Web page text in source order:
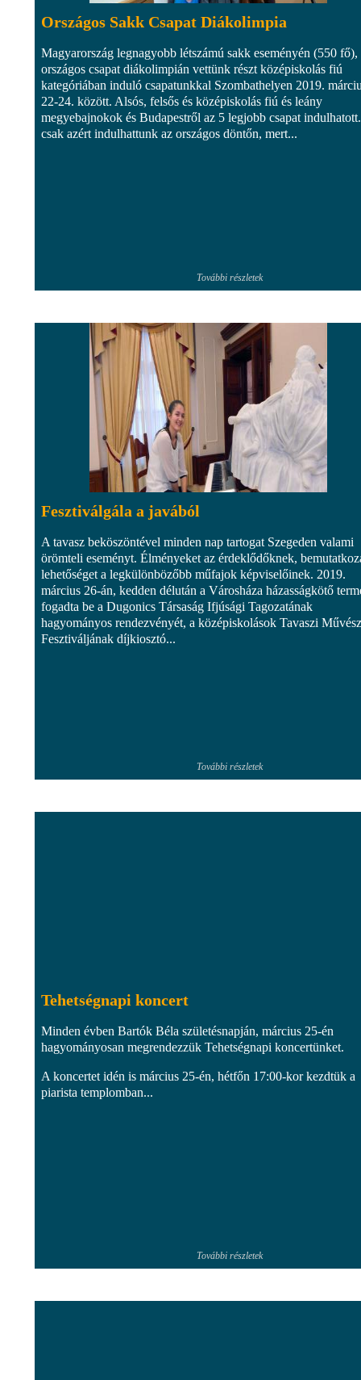
Országos Sakk Csapat Diákolimpia
Magyarország legnagyobb létszámú sakk eseményén (550 fő),
országos csapat diákolimpián vettünk részt középiskolás fiú
kategóriában induló csapatunkkal Szombathelyen 2019.
22-24. között. Alsós, felsős és középiskolás fiú és leány
megyebajnokok és Budapestről az 5 legjobb csapat
csak azért indulhattunk az országos döntőn, mert...
További részletek
Fesztiválgála a javából
A tavasz beköszöntével minden nap tartogat Szegeden valami
örömteli eseményt. Élményeket az érdeklődőknek,
lehetőséget a legkülönbözőbb műfajok képviselőinek. 2019.
március 26-án, kedden délután a Városháza házasságkötő
fogadta be a Dugonics Társaság Ifjúsági Tagozatának
hagyományos rendezvényét, a középiskolások Tavaszi
Fesztiváljának díjkiosztó...
További részletek
Tehetségnapi koncert
Minden évben Bartók Béla születésnapján, március 25-én
hagyományosan megrendezzük Tehetségnapi koncertünket.
A koncertet idén is március 25-én, hétfőn 17:00-kor kezdtük a
piarista templomban...
További részletek